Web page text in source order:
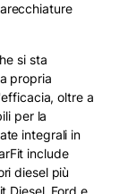
si sta
propria
oltre a
per la
integrali in
include
diesel più
Diesel, Ford e